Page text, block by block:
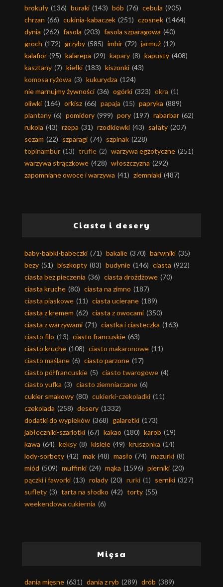
brokuły (136) buraki (143) bób (76) cebula (905)
chrzan (66) cukinia-kabaczek (251) czosnek (1464)
dynia (262) fasola (203) fasola szparagowa (40)
groch (172) grzyby (585) imbir (72) jarmuż (12)
kalafior (95) kalarepa (29) kapary (8) kapusty (408)
kasztany (7) kiełki (183) kiszonki (43)
komosa ryżowa (3) kukurydza (124)
nie marnujmy żywności (36) ogórki (323) okra (1)
oliwki (164) orkisz (66) papaja (15) papryka (889)
plantany (6) pomidory (999) pory (197) rabarbar (62)
rukola (43) rzepa (31) rzodkiewki (43) sałaty (207)
sezam (22) szparagi (74) szpinak (228)
topinambur (13) trufle (2) warzywa egzotyczne (251)
warzywa strączkowe (428) włoszczyzna (292)
zapomniane owoce i warzywa (41) ziemniaki (487)
Ciasta i desery
baby-babki-babeczki (71) bakalie (370) barwniki (35)
bezy (51) biszkopty (83) budynie (146) ciasta (922)
ciasta bez pieczenia (36) ciasta drożdżowe (70)
ciasta kruche (80) ciasta na zimno (187)
ciasta piaskowe (11) ciasta ucierane (189)
ciasta z kremem (62) ciasta z owocami (350)
ciasta z warzywami (71) ciastka i ciasteczka (163)
ciasto filo (13) ciasto francuskie (63)
ciasto kruche (108) ciasto makaronowe (11)
ciasto maślane (6) ciasto parzone (17)
ciasto półfrancuskie (5) ciasto twarogowe (4)
ciasto yufka (3) ciasto ziemniaczane (6)
cukier smakowy (80) cukierki-czekoladki (11)
czekolada (258) desery (1332)
dodatki do wypieków (368) galaretki (173)
jabłeczniki-szarlotki (67) kakao (180) karob (19)
kawa (64) keksy (8) kisiele (49) kruszonka (14)
lody-sorbety (42) mak (48) masło (74) mazurki (8)
miód (509) muffinki (24) mąka (1596) pierniki (20)
pączki i faworki (13) rolady (20) rurki (1) serniki (327)
suflety (3) tarta na słodko (42) torty (55)
weekendowa cukiernia (6)
Mięsa
dania mięsne (631) dania z ryb (289) drób (389)